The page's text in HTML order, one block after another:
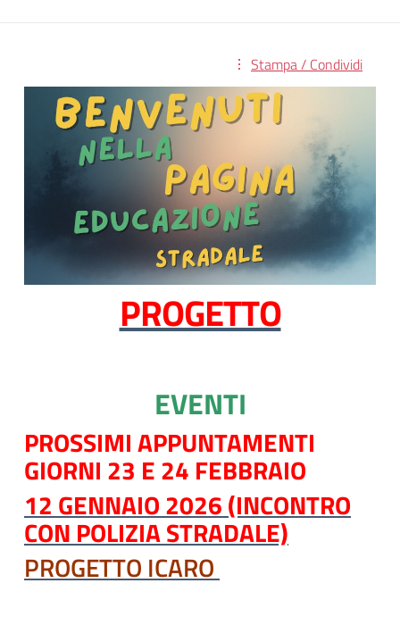
Stampa / Condividi
PROGETTO
EVENTI
PROSSIMI APPUNTAMENTI
GIORNI 23 E 24 FEBBRAIO
12 GENNAIO 2026 (INCONTRO
CON POLIZIA STRADALE)
PROGETTO ICARO